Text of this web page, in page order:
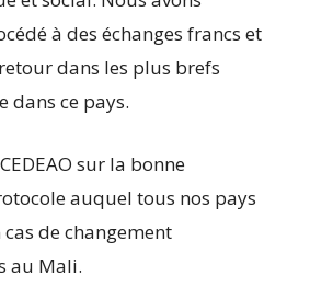
à des échanges francs et
dans les plus brefs
ce pays.
sur la bonne
auquel tous nos pays
de changement
au Mali.